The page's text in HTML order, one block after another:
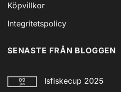
Köpvillkor
Integritetspolicy
SENASTE FRÅN BLOGGEN
09
jan Isfiskecup 2025